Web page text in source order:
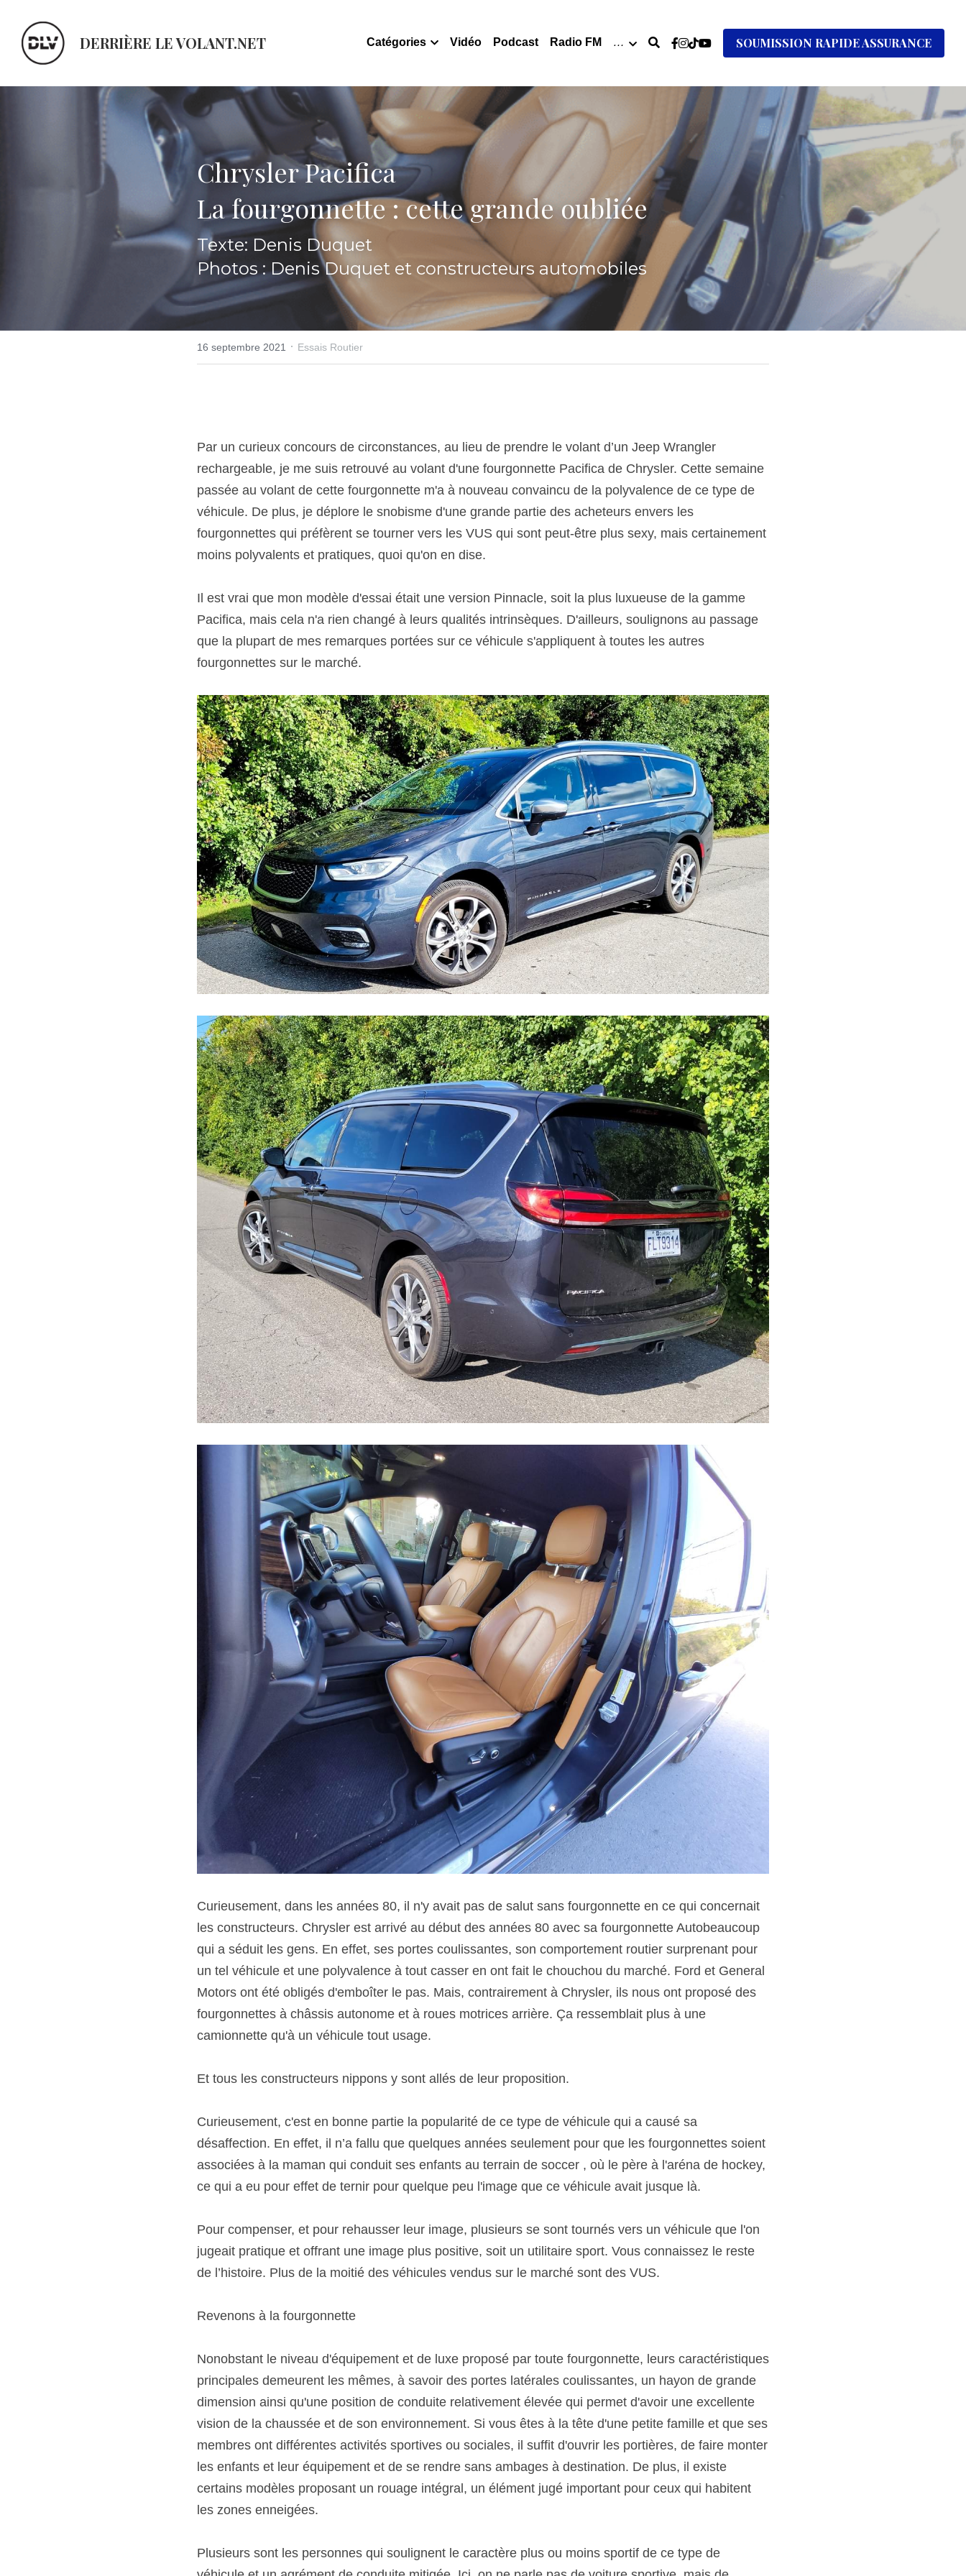
DERRIÈRE LE VOLANT.NET Catégories Vidéo Podcast Radio FM … SOUMISSION RAPIDE ASSURANCE
Chrysler Pacifica
La fourgonnette : cette grande oubliée
Texte: Denis Duquet
Photos : Denis Duquet et constructeurs automobiles
16 septembre 2021 · Essais Routier
Par un curieux concours de circonstances, au lieu de prendre le volant d’un Jeep Wrangler
rechargeable, je me suis retrouvé au volant d'une fourgonnette Pacifica de Chrysler. Cette semaine
passée au volant de cette fourgonnette m'a à nouveau convaincu de la polyvalence de ce type de
véhicule. De plus, je déplore le snobisme d'une grande partie des acheteurs envers les
fourgonnettes qui préfèrent se tourner vers les VUS qui sont peut-être plus sexy, mais certainement
moins polyvalents et pratiques, quoi qu'on en dise.
Il est vrai que mon modèle d'essai était une version Pinnacle, soit la plus luxueuse de la gamme
Pacifica, mais cela n'a rien changé à leurs qualités intrinsèques. D'ailleurs, soulignons au passage
que la plupart de mes remarques portées sur ce véhicule s'appliquent à toutes les autres
fourgonnettes sur le marché.
Curieusement, dans les années 80, il n'y avait pas de salut sans fourgonnette en ce qui concernait
les constructeurs. Chrysler est arrivé au début des années 80 avec sa fourgonnette Autobeaucoup
qui a séduit les gens. En effet, ses portes coulissantes, son comportement routier surprenant pour
un tel véhicule et une polyvalence à tout casser en ont fait le chouchou du marché. Ford et General
Motors ont été obligés d'emboîter le pas. Mais, contrairement à Chrysler, ils nous ont proposé des
fourgonnettes à châssis autonome et à roues motrices arrière. Ça ressemblait plus à une
camionnette qu'à un véhicule tout usage.
Et tous les constructeurs nippons y sont allés de leur proposition.
Curieusement, c'est en bonne partie la popularité de ce type de véhicule qui a causé sa
désaffection. En effet, il n’a fallu que quelques années seulement pour que les fourgonnettes soient
associées à la maman qui conduit ses enfants au terrain de soccer , où le père à l'aréna de hockey,
ce qui a eu pour effet de ternir pour quelque peu l'image que ce véhicule avait jusque là.
Pour compenser, et pour rehausser leur image, plusieurs se sont tournés vers un véhicule que l'on
jugeait pratique et offrant une image plus positive, soit un utilitaire sport. Vous connaissez le reste
de l’histoire. Plus de la moitié des véhicules vendus sur le marché sont des VUS.
Revenons à la fourgonnette
Nonobstant le niveau d'équipement et de luxe proposé par toute fourgonnette, leurs caractéristiques
principales demeurent les mêmes, à savoir des portes latérales coulissantes, un hayon de grande
dimension ainsi qu'une position de conduite relativement élevée qui permet d'avoir une excellente
vision de la chaussée et de son environnement. Si vous êtes à la tête d'une petite famille et que ses
membres ont différentes activités sportives ou sociales, il suffit d'ouvrir les portières, de faire monter
les enfants et leur équipement et de se rendre sans ambages à destination. De plus, il existe
certains modèles proposant un rouage intégral, un élément jugé important pour ceux qui habitent
les zones enneigées.
Plusieurs sont les personnes qui soulignent le caractère plus ou moins sportif de ce type de